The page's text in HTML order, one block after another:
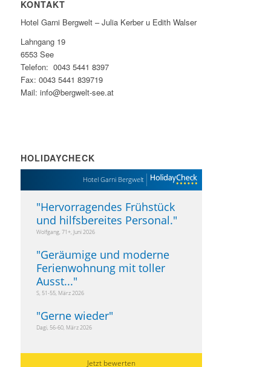
KONTAKT
Hotel Garni Bergwelt – Julia Kerber u Edith Walser
Lahngang 19
6553 See
Telefon: 0043 5441 8397
Fax: 0043 5441 839719
Mail: info@bergwelt-see.at
HOLIDAYCHECK
Hotel Garni Bergwelt
"Hervorragendes Frühstück
und hilfsbereites Personal."
Wolfgang, 71+, Juni 2026
"Geräumige und moderne
Ferienwohnung mit toller
Ausst..."
S, 51-55, März 2026
"Gerne wieder"
Dagi, 56-60, März 2026
Jetzt bewerten